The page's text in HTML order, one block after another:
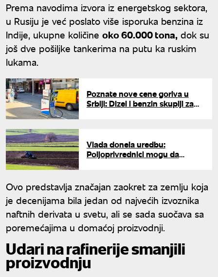
Prema navodima izvora iz energetskog sektora,
u Rusiju je već poslato više isporuka benzina iz
Indije, ukupne količine oko 60.000 tona, dok su
još dve pošiljke tankerima na putu ka ruskim
lukama.
Poznate nove cene goriva u
Srbiji: Dizel i benzin skuplji za
Vlada donela uredbu:
Poljoprivrednici mogu da
Ovo predstavlja značajan zaokret za zemlju koja
je decenijama bila jedan od najvećih izvoznika
naftnih derivata u svetu, ali se sada suočava sa
poremećajima u domaćoj proizvodnji.
Udari na rafinerije smanjili
proizvodnju